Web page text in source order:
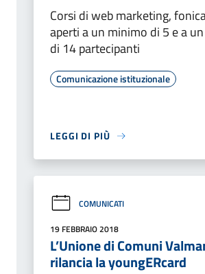
Corsi di web marketing,
aperti a un minimo di 5 e a
di 14 partecipanti
Comunicazione istituzionale
LEGGI DI PIÙ
COMUNICATI
19 FEBBRAIO 2018
L’Unione di Comuni
rilancia la youngERcard